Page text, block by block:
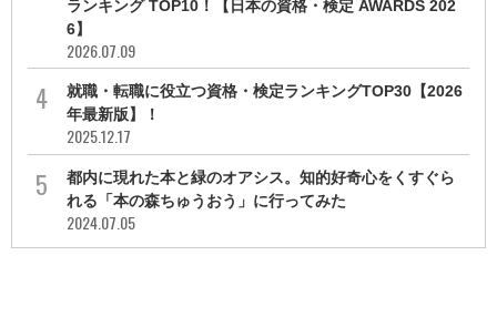
ランキング TOP10！【日本の資格・検定 AWARDS 202
6】
2026.07.09
就職・転職に役立つ資格・検定ランキングTOP30【2026
年最新版】！
2025.12.17
都内に現れた本と緑のオアシス。知的好奇心をくすぐら
れる「本の森ちゅうおう」に行ってみた
2024.07.05